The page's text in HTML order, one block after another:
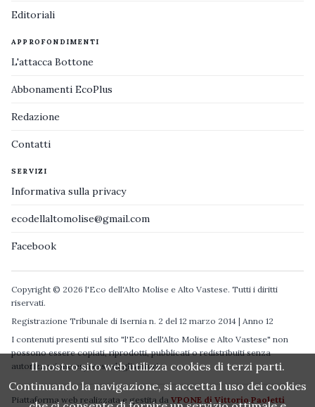
Editoriali
APPROFONDIMENTI
L'attacca Bottone
Abbonamenti EcoPlus
Redazione
Contatti
SERVIZI
Informativa sulla privacy
ecodellaltomolise@gmail.com
Facebook
Copyright © 2026 l'Eco dell'Alto Molise e Alto Vastese. Tutti i diritti
riservati.
Registrazione Tribunale di Isernia n. 2 del 12 marzo 2014 | Anno 12
I contenuti presenti sul sito "l'Eco dell'Alto Molise e Alto Vastese" non
possono essere copiati, riprodotti, pubblicati o redistribuiti senza
autorizzazione espressa degli autori.
Piattaforma web realizzata e gestita da VPONE di Vittorio Paoletti
Il nostro sito web utilizza cookies di terzi parti.
Continuando la navigazione, si accetta l uso dei cookies